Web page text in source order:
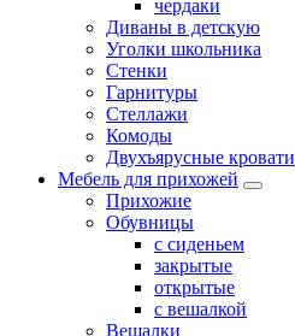
чердаки
Диваны в детскую
Уголки школьника
Стенки
Гарнитуры
Стеллажи
Комоды
Двухъярусные кровати
Мебель для прихожей
Прихожие
Обувницы
с сиденьем
закрытые
открытые
с вешалкой
Вешалки